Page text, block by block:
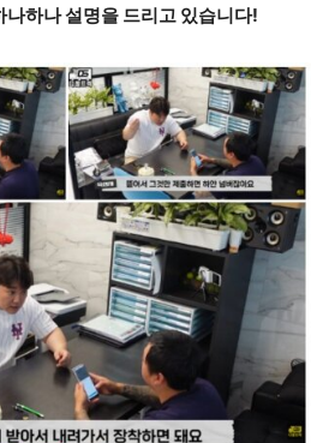
나하나 설명을 드리고 있습니다!